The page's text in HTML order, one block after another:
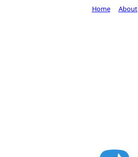
Home About